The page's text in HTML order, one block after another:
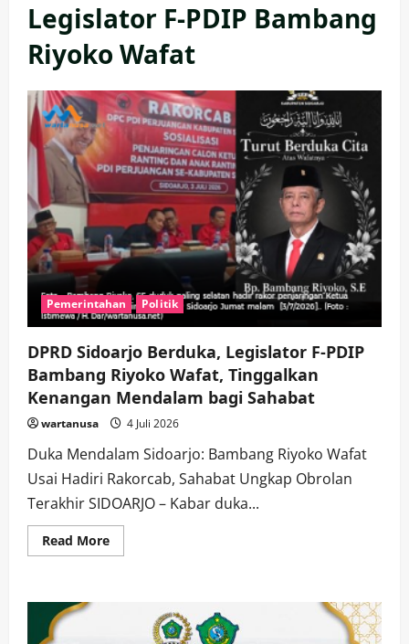
Legislator F-PDIP Bambang
Riyoko Wafat
Pemerintahan Politik
DPRD Sidoarjo Berduka, Legislator F-PDIP
Bambang Riyoko Wafat, Tinggalkan
Kenangan Mendalam bagi Sahabat
wartanusa 4 Juli 2026
Duka Mendalam Sidoarjo: Bambang Riyoko Wafat
Usai Hadiri Rakorcab, Sahabat Ungkap Obrolan
Terakhir ​SIDOARJO – Kabar duka...
Read MoreRead
more
Legislator